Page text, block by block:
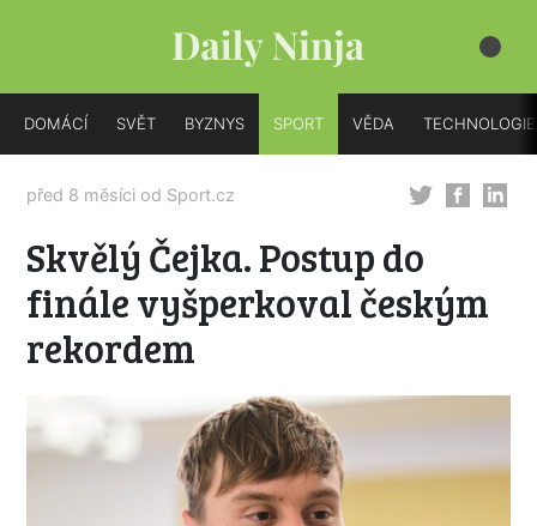
DOMÁCÍ SVĚT BYZNYS SPORT VĚDA TECHNOLOGIE
před 8 měsíci od Sport.cz
Skvělý Čejka. Postup do
finále vyšperkoval českým
rekordem